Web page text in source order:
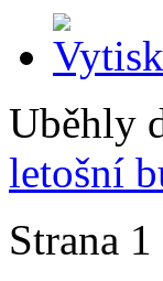
Uběhly
letošní
Strana